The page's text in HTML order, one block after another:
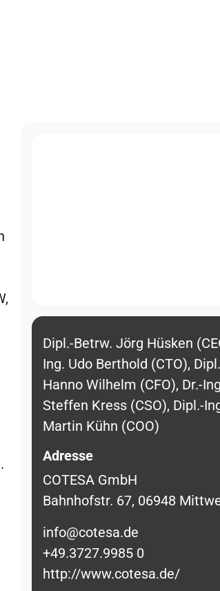
Dipl.-Betrw. Jörg Hüsken
Ing. Udo Berthold (CTO),
Hanno Wilhelm (CFO), Dr.-
Steffen Kress (CSO), Dipl.-
Martin Kühn (COO)
Adresse
COTESA GmbH
Bahnhofstr. 67, 06948
info@cotesa.de
+49.3727.9985 0
http://www.cotesa.de/